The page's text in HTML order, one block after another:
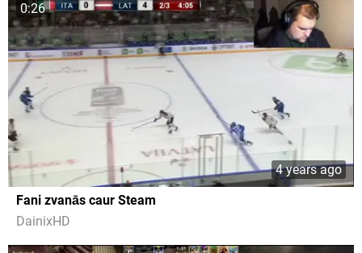
0:26
4 years ago
Fani zvanās caur Steam
DainixHD